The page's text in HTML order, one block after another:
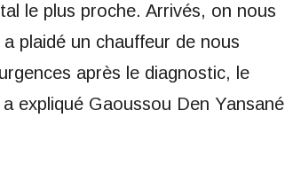
le plus proche. Arrivés, on nous
plaidé un chauffeur de nous
après le diagnostic, le
expliqué Gaoussou Den Yansané